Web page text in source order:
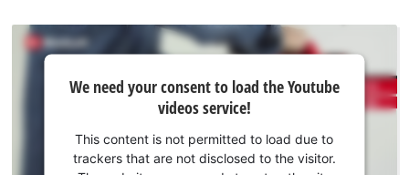
We need your consent to load the Youtube
videos service!
This content is not permitted to load due to
trackers that are not disclosed to the visitor.